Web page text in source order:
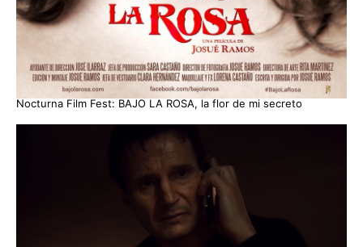
Nocturna Film Fest: BAJO LA ROSA, la flor de mi secreto